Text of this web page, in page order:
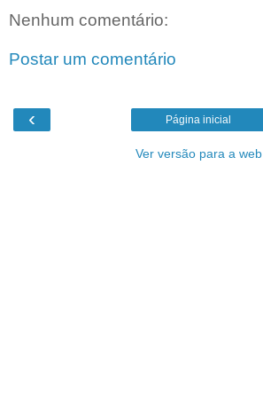
Nenhum comentário:
Postar um comentário
‹ Página inicial
Ver versão para a web